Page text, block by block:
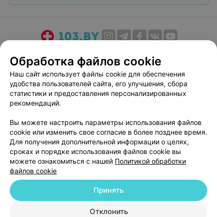
Медицинский маркетинг
Публичный договор
Пользовательское соглашение
Способы оплаты
Вакансии
Партнеры
Написать руководителю 103.by
Персональные настройки cookie
Обработка персональных данных
© 2026 ООО «Артокс Лаб», УНП 191700409| 220012, Республика Беларусь,
Обработка файлов cookie
Наш сайт использует файлы cookie для обеспечения
удобства пользователей сайта, его улучшения, сбора
статистики и предоставления персонализированных
рекомендаций.
Вы можете настроить параметры использования файлов
cookie или изменить свое согласие в более позднее время.
Для получения дополнительной информации о целях,
сроках и порядке использования файлов cookie вы
можете ознакомиться с нашей Политикой обработки
файлов cookie
Отклонить
Принять